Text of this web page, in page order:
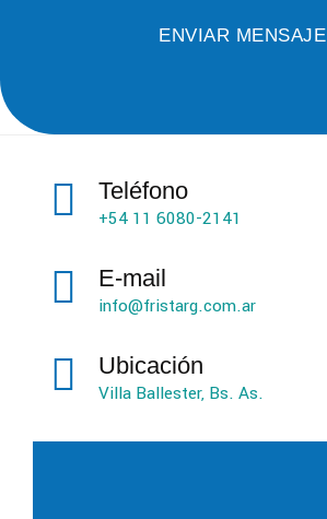
ENVIAR MENSAJE
Teléfono
+54 11 6080-2141
E-mail
info@fristarg.com.ar
Ubicación
Villa Ballester, Bs. As.